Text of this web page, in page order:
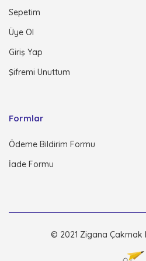
Sepetim
Üye Ol
Giriş Yap
Şifremi Unuttum
Formlar
Ödeme Bildirim Formu
İade Formu
© 2021 Zigana Çakmak